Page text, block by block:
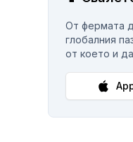
От фермата
глобалния
от което и